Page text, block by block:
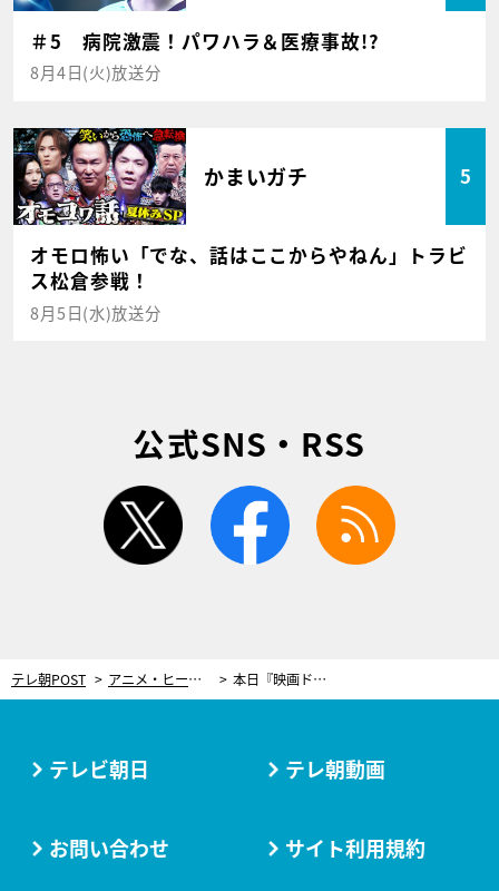
＃5 病院激震！パワハラ＆医療事故!?
8月4日(火)放送分
かまいガチ 5
オモロ怖い「でな、話はここからやねん」トラビ
ス松倉参戦！
8月5日(水)放送分
公式SNS・RSS
twitter facebook
テレ朝POST アニメ・ヒーロー 本日『映画ドラえもん のび太の絵世界物語』が地上波初放送！最新映画の魅力に迫る大型特番も
テレビ朝日 テレ朝動画
お問い合わせ サイト利用規約